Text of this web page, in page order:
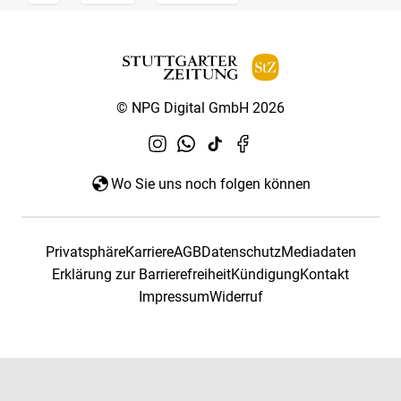
© NPG Digital GmbH 2026
Wo Sie uns noch folgen können
PrivatsphäreKarriereAGBDatenschutzMediadaten
Erklärung zur BarrierefreiheitKündigungKontakt
ImpressumWiderruf